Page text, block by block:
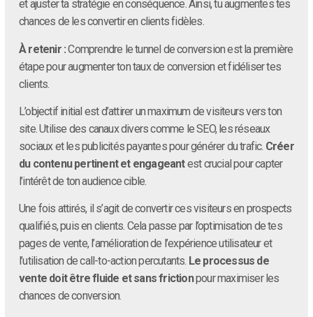
et ajuster ta stratégie en conséquence. Ainsi, tu augmentes tes
chances de les convertir en clients fidèles.
À retenir :Comprendre le tunnel de conversion est la première
étape pour augmenter ton taux de conversion et fidéliser tes
clients.
L’objectif initial est d’attirer un maximum de visiteurs vers ton
site. Utilise des canaux divers comme le SEO, les réseaux
sociaux et les publicités payantes pour générer du trafic. Créer
du contenu pertinent et engageantest crucial pour capter
l’intérêt de ton audience cible.
Une fois attirés, il s’agit de convertir ces visiteurs en prospects
qualifiés, puis en clients. Cela passe par l’optimisation de tes
pages de vente, l’amélioration de l’expérience utilisateur et
l’utilisation de call-to-action percutants. Le processus de
vente doit être fluide et sans frictionpour maximiser les
chances de conversion.